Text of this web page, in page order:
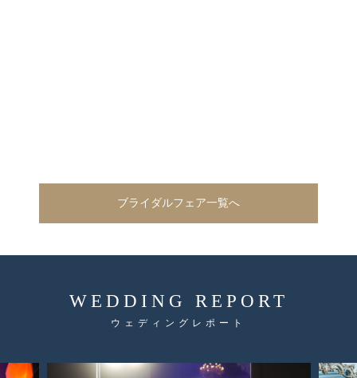
ブライダルフェア一覧へ
WEDDING REPORT
ウェディングレポート